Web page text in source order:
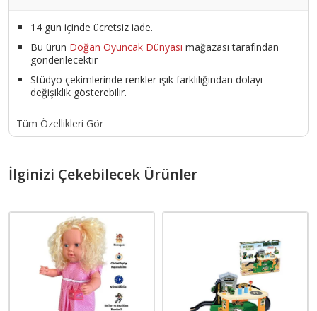
14 gün içinde ücretsiz iade.
Bu ürün Doğan Oyuncak Dünyası mağazası tarafından
gönderilecektir
Stüdyo çekimlerinde renkler ışık farklılığından dolayı
değişiklik gösterebilir.
Tüm Özellikleri Gör
İlginizi Çekebilecek Ürünler